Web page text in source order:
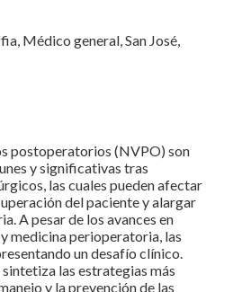
Médico general, San José,
postoperatorios (NVPO) son
y significativas tras
las cuales pueden afectar
del paciente y alargar
A pesar de los avances en
medicina perioperatoria, las
un desafío clínico.
las estrategias más
y la prevención de las